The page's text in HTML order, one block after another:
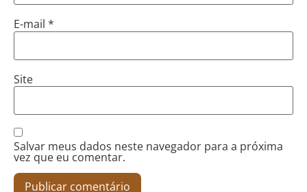
E-mail *
Site
Salvar meus dados neste navegador para a próxima
vez que eu comentar.